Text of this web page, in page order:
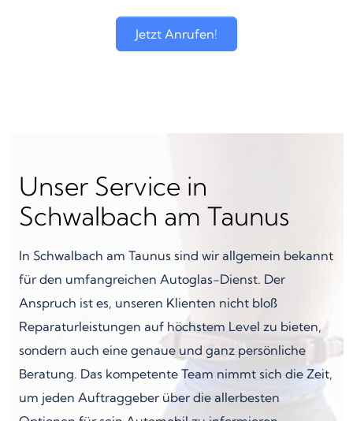
Jetzt Anrufen!
Unser Service in
Schwalbach am Taunus
In Schwalbach am Taunus sind wir allgemein bekannt
für den umfangreichen Autoglas-Dienst. Der
Anspruch ist es, unseren Klienten nicht bloß
Reparaturleistungen auf höchstem Level zu bieten,
sondern auch eine genaue und ganz persönliche
Beratung. Das kompetente Team nimmt sich die Zeit,
um jeden Auftraggeber über die allerbesten